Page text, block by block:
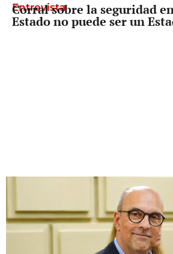
Entrevista
Corral sobre la seguridad
Estado no puede ser un
Diputado Provincial
Palo Oliver busca que
fondos a Nación deje de